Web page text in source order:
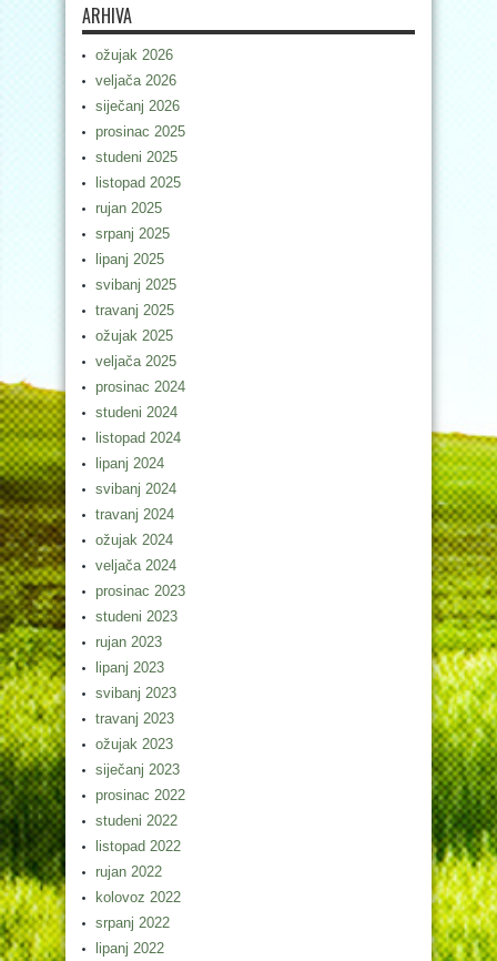
ARHIVA
ožujak 2026
veljača 2026
siječanj 2026
prosinac 2025
studeni 2025
listopad 2025
rujan 2025
srpanj 2025
lipanj 2025
svibanj 2025
travanj 2025
ožujak 2025
veljača 2025
prosinac 2024
studeni 2024
listopad 2024
lipanj 2024
svibanj 2024
travanj 2024
ožujak 2024
veljača 2024
prosinac 2023
studeni 2023
rujan 2023
lipanj 2023
svibanj 2023
travanj 2023
ožujak 2023
siječanj 2023
prosinac 2022
studeni 2022
listopad 2022
rujan 2022
kolovoz 2022
srpanj 2022
lipanj 2022